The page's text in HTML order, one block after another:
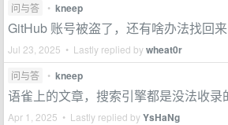
问与答 • kneep
GitHub 账号被盗了，还有啥办法找回来
Jul 23, 2025 • Lastly replied bywheat0r
问与答 • kneep
语雀上的文章，搜索引擎都是没法收录
Apr 1, 2025 • Lastly replied byYsHaNg